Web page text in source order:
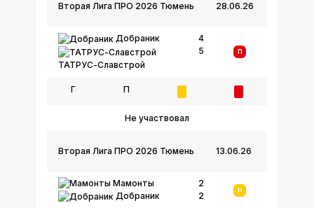
28.06.26
Вторая Лига ПРО 2026 Тюмень
Добраник
ТАТРУС-Славстрой
4
5
П
Г П
Не участвовал
13.06.26
Вторая Лига ПРО 2026 Тюмень
Мамонты
Добраник
2
2
Н